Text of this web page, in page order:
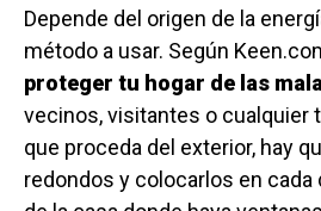
Depende del origen de la
método a usar. Según
proteger tu hogar de las
vecinos, visitantes o cualquier
que proceda del exterior, hay
redondos y colocarlos en cada